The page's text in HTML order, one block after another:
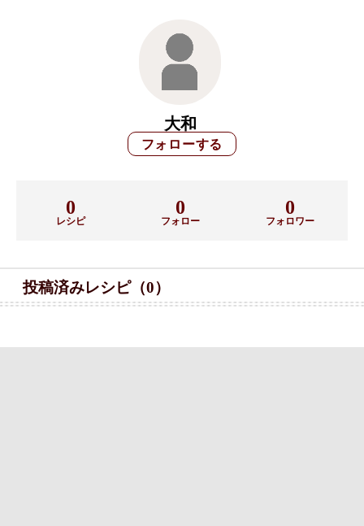
大和
0
レシピ
0
フォロー
0
フォロワー
投稿済みレシピ（0）